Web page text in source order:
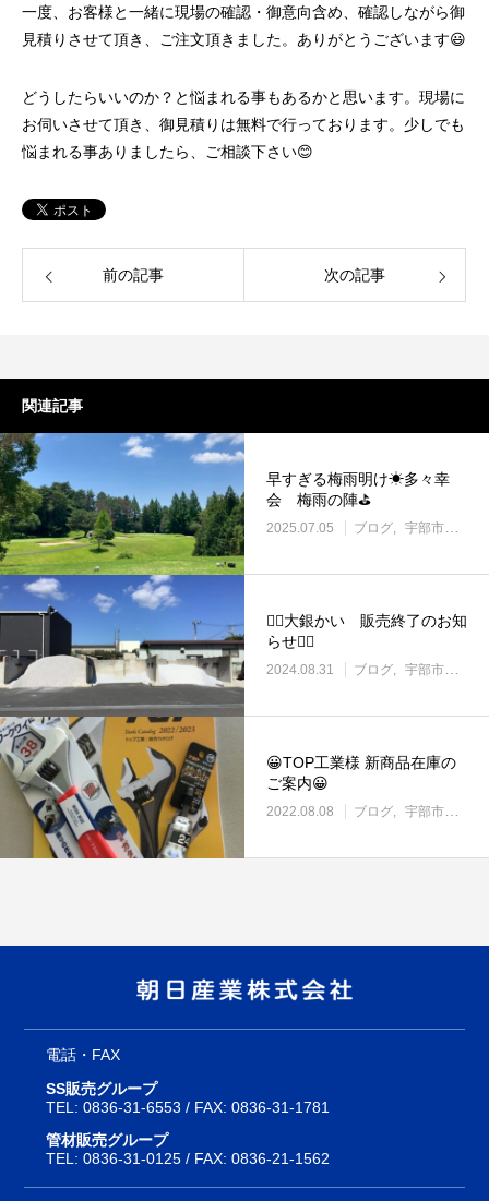
一度、お客様と一緒に現場の確認・御意向含め、確認しながら御
見積りさせて頂き、ご注文頂きました。ありがとうございます😃
どうしたらいいのか？と悩まれる事もあるかと思います。現場に
お伺いさせて頂き、御見積りは無料で行っております。少しでも
悩まれる事ありましたら、ご相談下さい😊
前の記事 次の記事
関連記事
早すぎる梅雨明け☀多々幸
会 梅雨の陣⛳
2025.07.05 ブログ 宇部市働き方改革に取り組む企業
🙇‍♂️大銀かい 販売終了のお知
らせ🙇‍♂️
2024.08.31 ブログ 宇部市働き方改革に取り組む企業
😀TOP工業様 新商品在庫の
ご案内😀
2022.08.08 ブログ 宇部市の住宅設備・管材料販売
電話・FAX
SS販売グループ
TEL:0836-31-6553 / FAX: 0836-31-1781
管材販売グループ
TEL:0836-31-0125 / FAX: 0836-21-1562